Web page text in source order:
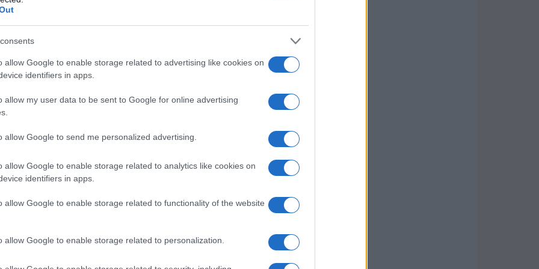
allow Google to enable storage related to advertising like cookies on
identifiers in apps.
allow my user data to be sent to Google for online advertising
allow Google to send me personalized advertising.
allow Google to enable storage related to analytics like cookies on
identifiers in apps.
allow Google to enable storage related to functionality of the website
allow Google to enable storage related to personalization.
Località: San Martino di Lupari
Località: SELVAZZANO DENTRO